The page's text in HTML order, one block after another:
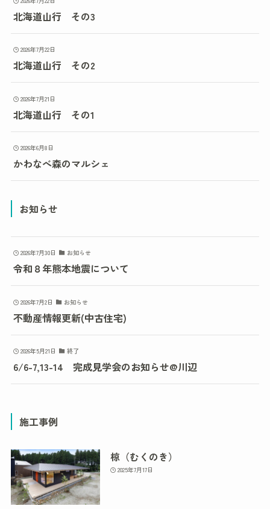
北海道山行 その3
2026年7月22日
北海道山行 その2
2026年7月21日
北海道山行 その1
2026年6月8日
かわなべ森のマルシェ
お知らせ
2026年7月30日 お知らせ
令和８年熊本地震について
2026年7月2日 お知らせ
不動産情報更新(中古住宅)
2026年5月21日 終了
6/6-7,13-14 完成見学会のお知らせ@川辺
施工事例
椋（むくのき）
2025年7月17日